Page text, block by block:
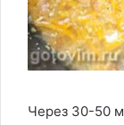
Через 30-50